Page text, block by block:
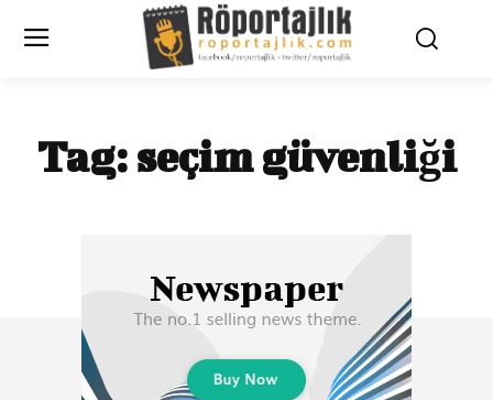
Tag: seçim güvenliği